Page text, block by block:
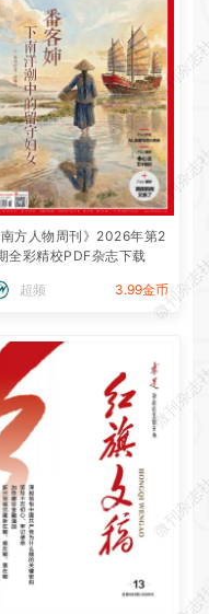
南方人物周刊》2026年第2
全彩精校PDF杂志下载
超频 3.99金币
微刊杂
微刊杂
微刊杂
微刊杂
微刊杂